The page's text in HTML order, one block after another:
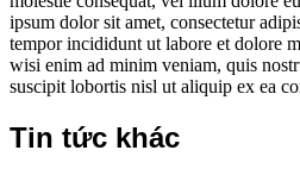
ipsum dolor sit amet, consectetur
tempor incididunt ut labore et dolore
wisi enim ad minim veniam, quis
suscipit lobortis nisl ut aliquip ex ea
Tin tức khác